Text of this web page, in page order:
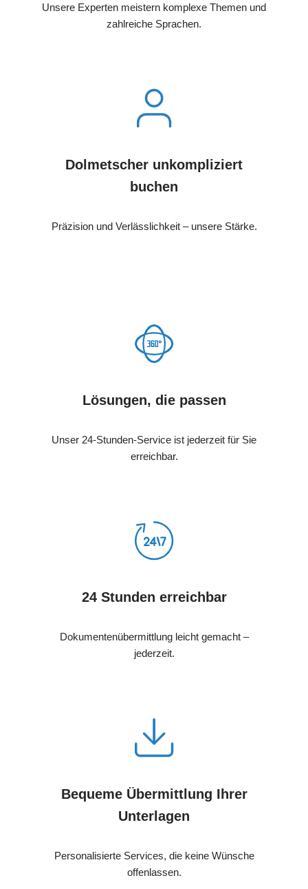
Unsere Experten meistern komplexe Themen und
zahlreiche Sprachen.
Dolmetscher unkompliziert
buchen
Präzision und Verlässlichkeit – unsere Stärke.
Lösungen, die passen
Unser 24-Stunden-Service ist jederzeit für Sie
erreichbar.
24 Stunden erreichbar
Dokumentenübermittlung leicht gemacht –
jederzeit.
Bequeme Übermittlung Ihrer
Unterlagen
Personalisierte Services, die keine Wünsche
offenlassen.